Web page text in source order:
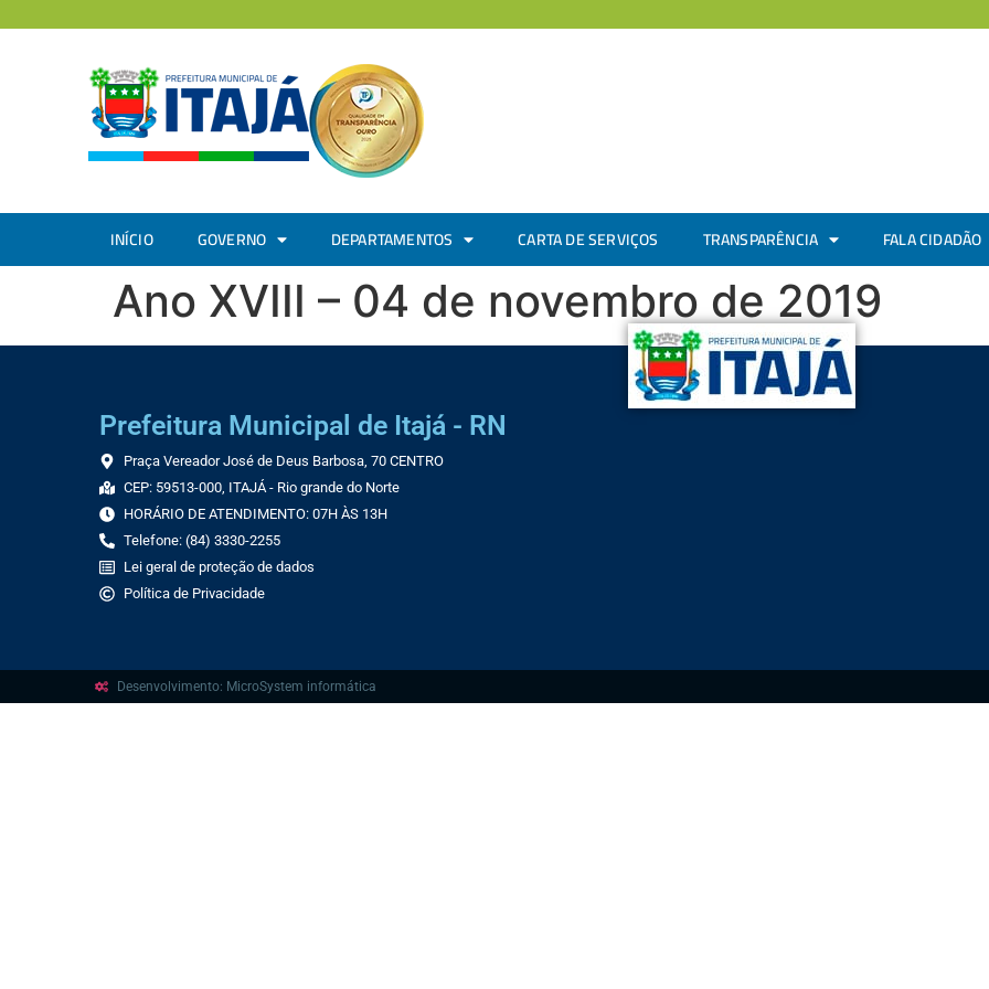
INÍCIO GOVERNO DEPARTAMENTOS CARTA DE SERVIÇOS TRANSPARÊNCIA FALA CIDADÃO
Ano XVIII – 04 de novembro de 2019
Prefeitura Municipal de Itajá - RN
Praça Vereador José de Deus Barbosa, 70 CENTRO
CEP: 59513-000, ITAJÁ - Rio grande do Norte
HORÁRIO DE ATENDIMENTO: 07H ÀS 13H
Telefone: (84) 3330-2255
Lei geral de proteção de dados
Política de Privacidade
Desenvolvimento: MicroSystem informática